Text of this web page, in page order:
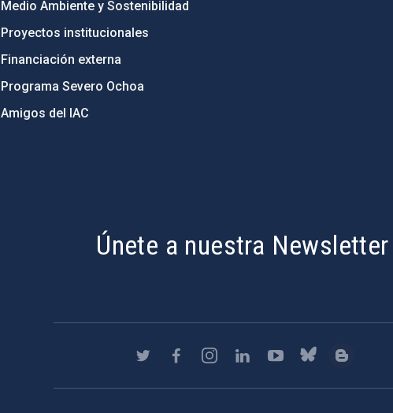
Medio Ambiente y Sostenibilidad
Proyectos institucionales
Financiación externa
Programa Severo Ochoa
Amigos del IAC
Únete a nuestra Newsletter